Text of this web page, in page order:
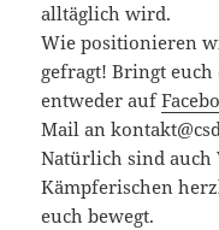
alltäglich wird.
Wie positionieren
gefragt! Bringt euch
entweder auf
Mail an
Natürlich sind auch
Kämpferischen
euch bewegt.